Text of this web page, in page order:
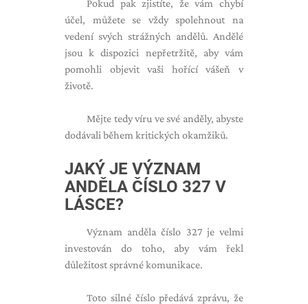
Pokud pak zjistíte, že vám chybí
účel, můžete se vždy spolehnout na
vedení svých strážných andělů. Andělé
jsou k dispozici nepřetržitě, aby vám
pomohli objevit vaši hořící vášeň v
životě.
Mějte tedy víru ve své anděly, abyste
dodávali během kritických okamžiků.
JAKÝ JE VÝZNAM
ANDĚLA ČÍSLO 327 V
LÁSCE?
Význam anděla číslo 327 je velmi
investován do toho, aby vám řekl
důležitost správné komunikace.
Toto silné číslo předává zprávu, že